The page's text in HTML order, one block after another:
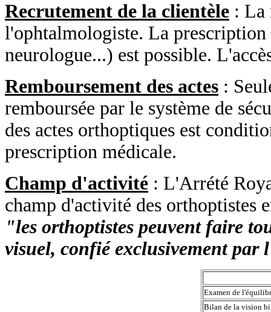
Recrutement de la clientèle : La
l'ophtalmologiste. La prescription
neurologue...) est possible.
Remboursement des actes :
remboursée par le système de
des actes orthoptiques est
prescription médicale.
Champ d'activité : L'Arrété
champ d'activité des orthoptistes
"les orthoptistes peuvent faire
visuel, confié exclusivement
Examen de
Bilan de la vision